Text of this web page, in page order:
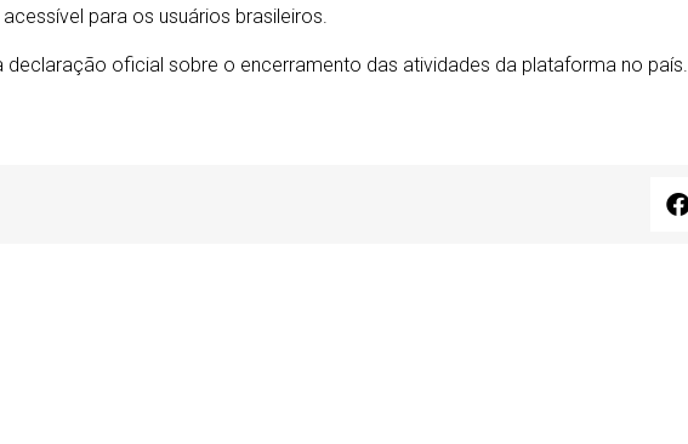
para os usuários brasileiros.
declaração oficial sobre o encerramento das atividades da plataforma no país.